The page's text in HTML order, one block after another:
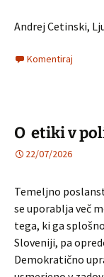
Andrej Cetinski,
Komentiraj
O etiki v
22/07/2026
Temeljno
se uporablja več
tega, ki ga
Sloveniji, pa
Demokratično